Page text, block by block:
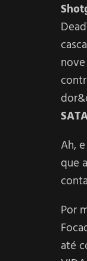
Ah,
que
Por
até